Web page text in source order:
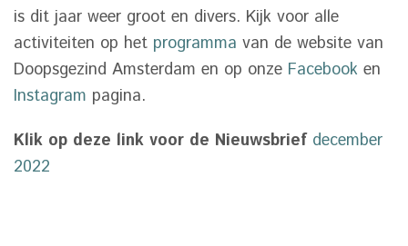
is dit jaar weer groot en divers. Kijk voor alle
activiteiten op het programma van de website van
Doopsgezind Amsterdam en op onze Facebook en
Instagram pagina.
Klik op deze link voor de Nieuwsbriefdecember
2022